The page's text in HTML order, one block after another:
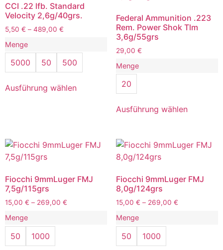
CCI .22 lfb. Standard
Velocity 2,6g/40grs.
5,50 € – 489,00 €
Menge
5000 50 500
Ausführung wählen
Federal Ammunition .223
Rem. Power Shok Tlm
3,6g/55grs
29,00 €
Menge
20
Ausführung wählen
Fiocchi 9mmLuger FMJ
7,5g/115grs
15,00 € – 269,00 €
Menge
50 1000
Fiocchi 9mmLuger FMJ
8,0g/124grs
15,00 € – 269,00 €
Menge
50 1000